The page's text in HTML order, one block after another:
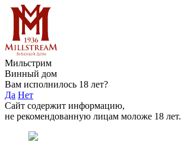
Мильстрим
Винный дом
Вам исполнилось 18 лет?
Да Нет
Сайт содержит информацию,
не рекомендованную лицам моложе 18 лет.